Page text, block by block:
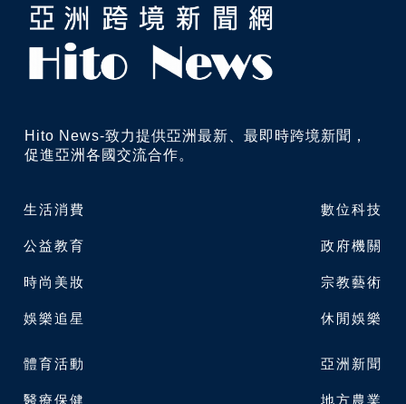
生活消費
公益教育
時尚美妝
娛樂追星
數位科技
政府機關
宗教藝術
休閒娛樂
體育活動
醫療保健
亞洲新聞
地方農業
Hito News-致力提供亞洲最新、最即時跨境新聞，
促進亞洲各國交流合作。